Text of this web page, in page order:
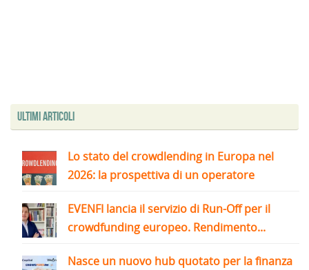
Ultimi articoli
Lo stato del crowdlending in Europa nel
2026: la prospettiva di un operatore
EVENFI lancia il servizio di Run-Off per il
crowdfunding europeo. Rendimento...
Nasce un nuovo hub quotato per la finanza